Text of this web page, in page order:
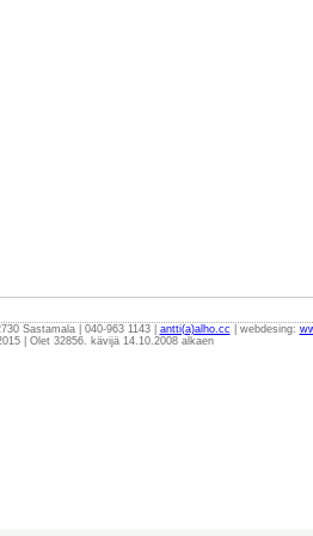
Sastamala | 040-963 1143 | antti(a)alho.cc | webdesing:
| Olet 32856. kävijä 14.10.2008 alkaen